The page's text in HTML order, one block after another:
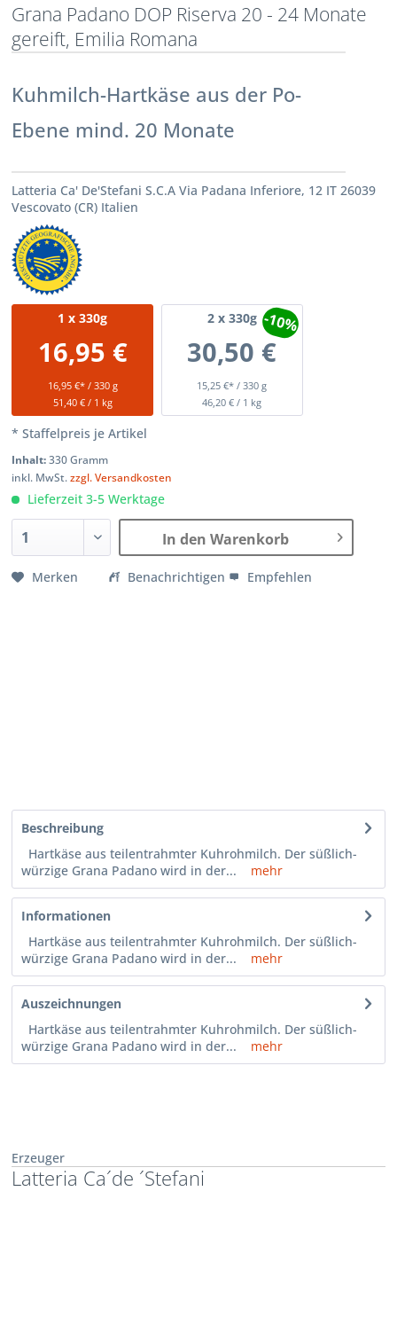
Grana Padano DOP Riserva 20 - 24 Monate
gereift, Emilia Romana
Kuhmilch-Hartkäse aus der Po-
Ebene mind. 20 Monate
Latteria Ca' De'Stefani S.C.A Via Padana Inferiore, 12 IT 26039
Vescovato (CR) Italien
1 x 330g
16,95 €
16,95 €* / 330 g
51,40 € / 1 kg
2x 330g
30,50 €
15,25 €* / 330 g
-10%
46,20 € / 1 kg
* Staffelpreis je Artikel
Inhalt:330 Gramm
inkl. MwSt.zzgl. Versandkosten
Lieferzeit 3-5 Werktage
In den Warenkorb
Merken Benachrichtigen Empfehlen
Beschreibung
Hartkäse aus teilentrahmter Kuhrohmilch. Der süßlich-
würzige Grana Padano wird in der...
mehr
Informationen
Hartkäse aus teilentrahmter Kuhrohmilch. Der süßlich-
würzige Grana Padano wird in der...
mehr
Auszeichnungen
Hartkäse aus teilentrahmter Kuhrohmilch. Der süßlich-
würzige Grana Padano wird in der...
mehr
Erzeuger
Latteria Ca´de ´Stefani